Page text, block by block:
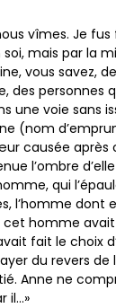
vîmes. Je
mais par la
vous savez,
des personnes
une voie sans
(nom
causée après
l’ombre
qui
l’homme dont
homme
fait le choix
du revers de
Anne ne
il…»